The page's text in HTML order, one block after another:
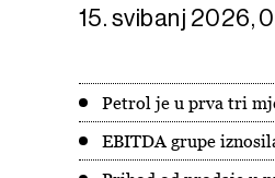
15. svibanj 2026,
Petrol je u prva tri
EBITDA grupe